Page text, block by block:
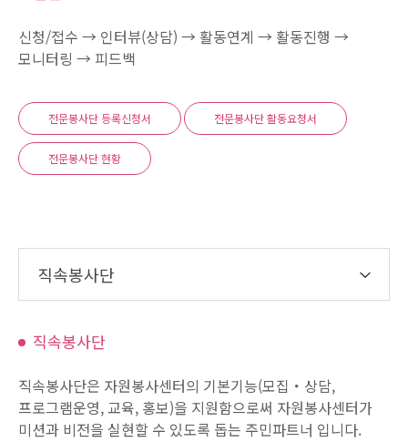
신청/접수 → 인터뷰(상담) → 활동연계 → 활동진행 →
모니터링 → 피드백
전문봉사단 등록신청서 전문봉사단 활동요청서
전문봉사단 현황
직속봉사단
풀뿌리봉사단
직속봉사단
직속봉사단은 자원봉사센터의 기본기능(모집・상담,
프로그램운영, 교육, 홍보)을 지원함으로써 자원봉사센터가
미션과 비전을 실현할 수 있도록 돕는 주민파트너 입니다.